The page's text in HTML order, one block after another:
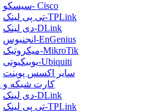
سیسکو- Cisco
تی پی لینک-TPLink
دی لینک-DLink
انجنیوس-EnGenius
میکروتیک-MikroTik
یوبیکیوتی-Ubiquiti
سایر اکسس پوینت
کارت شبکه و
دی لینک-DLink
تی پی لینک-TPLink